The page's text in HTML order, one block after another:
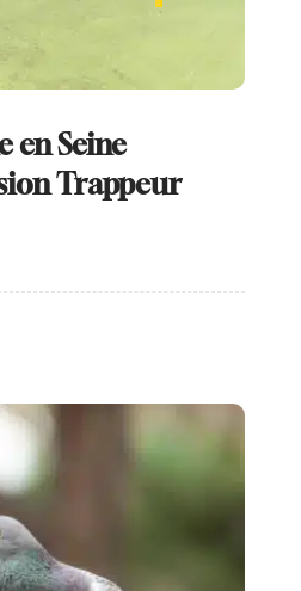
en Seine
Trappeur